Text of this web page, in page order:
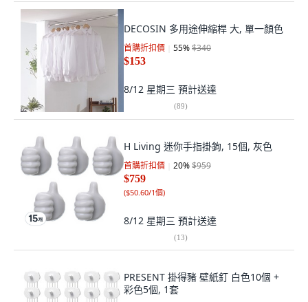
DECOSIN 多用途伸縮桿 大, 單一顏色
首購折扣價 55%$340
$153
8/12 星期三 預計送達
(89)
H Living 迷你手指掛鉤, 15個, 灰色
首購折扣價 20%$959
$759
($50.60/1個)
8/12 星期三 預計送達
(13)
PRESENT 掛得豬 壁紙釘 白色10個 +
彩色5個, 1套